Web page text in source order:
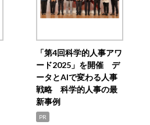
「第4回科学的人事アワ
ード2025」を開催 デ
ータとAIで変わる人事
戦略 科学的人事の最
新事例
PR